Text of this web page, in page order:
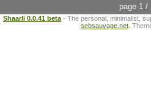
J'aimais bien la formulation originale,
n'est qu'une petite partie des
'commandements' sont parfois un
page 1 /
Shaarli 0.0.41 beta - The personal, minimalist,
sebsauvage.net.